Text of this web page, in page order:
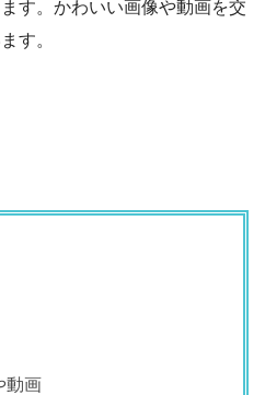
す。かわいい画像や動画を交
す。
動画